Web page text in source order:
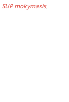
SUP mokymasis,